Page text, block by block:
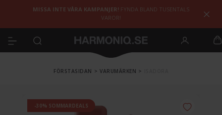
MISSA INTE VÅRA KAMPANJER! FYNDA BLAND TUSENTALS
VAROR!
FÖRSTASIDAN > VARUMÄRKEN >
-30% SOMMARDEALS